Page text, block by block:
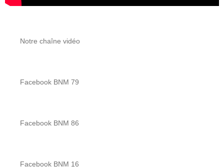
Notre chaîne vidéo
Facebook BNM 79
Facebook BNM 86
Facebook BNM 16